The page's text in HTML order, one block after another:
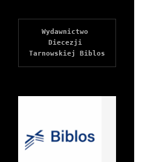
Wydawnictwo
Diecezji
Tarnowskiej Biblos